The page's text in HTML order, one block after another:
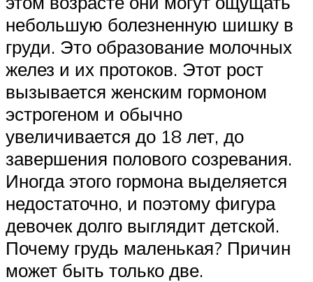
небольшую болезненную шишку в
груди. Это образование молочных
желез и их протоков. Этот рост
вызывается женским гормоном
эстрогеном и обычно
увеличивается до 18 лет, до
завершения полового созревания.
Иногда этого гормона выделяется
недостаточно, и поэтому фигура
девочек долго выглядит детской.
Почему грудь маленькая? Причин
может быть только две.